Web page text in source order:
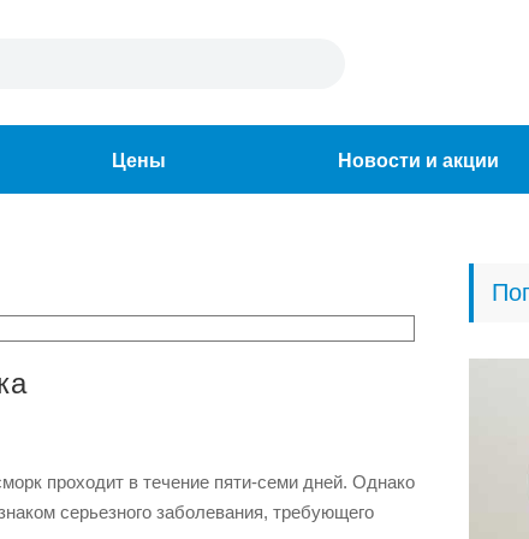
Цены Новости и акции
проходит в течение пяти-семи дней. Однако
серьезного заболевания, требующего